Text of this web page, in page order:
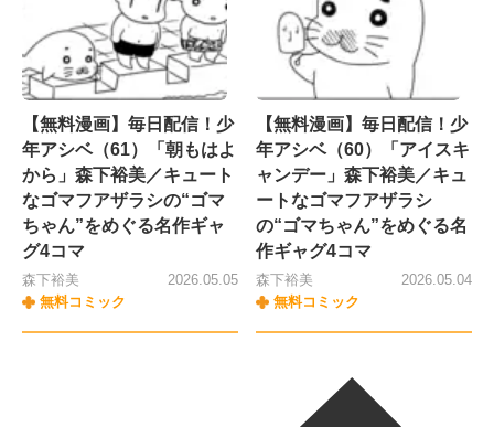
【無料漫画】毎日配信！少
年アシベ（61）「朝もはよ
から」森下裕美／キュート
なゴマフアザラシの“ゴマ
ちゃん”をめぐる名作ギャ
グ4コマ
森下裕美
無料コミック
2026.05.05
【無料漫画】毎日配信！少
年アシベ（60）「アイスキ
ャンデー」森下裕美／キュ
ートなゴマフアザラシ
の“ゴマちゃん”をめぐる名
作ギャグ4コマ
森下裕美
無料コミック
2026.05.04